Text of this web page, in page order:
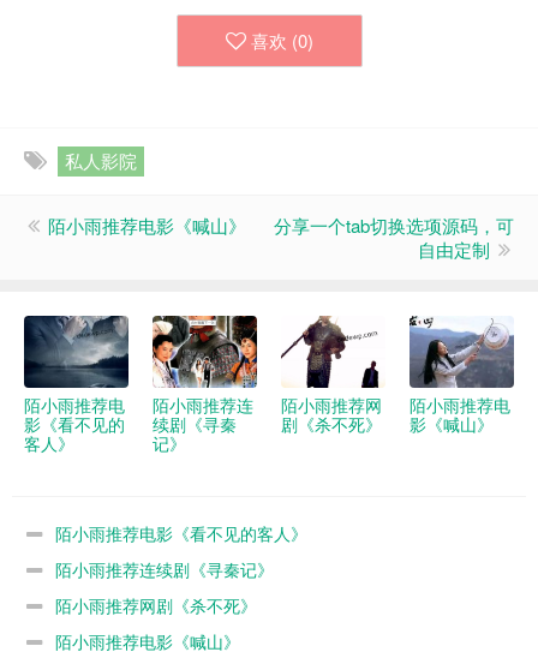
喜欢 (0)
私人影院
陌小雨推荐电影《喊山》
分享一个tab切换选项源码，可
自由定制
陌小雨推荐电
影《看不见的
客人》
陌小雨推荐连
续剧《寻秦
记》
陌小雨推荐网
剧《杀不死》
陌小雨推荐电
影《喊山》
陌小雨推荐电影《看不见的客人》
陌小雨推荐连续剧《寻秦记》
陌小雨推荐网剧《杀不死》
陌小雨推荐电影《喊山》